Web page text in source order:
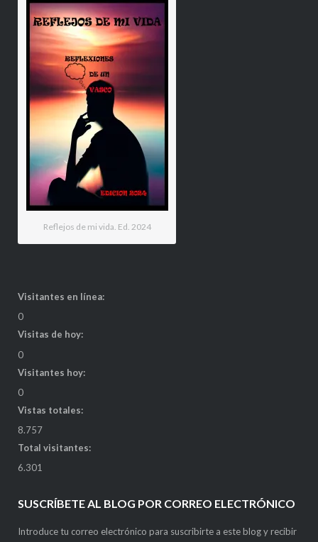
Reflejos de mi vida. Ed. 2024
Visitantes en línea:
0
Visitas de hoy:
0
Visitantes hoy:
0
Vistas totales:
8.757
Total visitantes:
6.301
SUSCRÍBETE AL BLOG POR CORREO ELECTRÓNICO
Introduce tu correo electrónico para suscribirte a este blog y recibir